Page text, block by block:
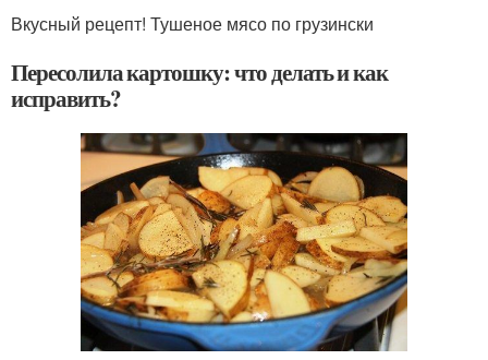
Вкусный рецепт! Тушеное мясо по грузински
Пересолила картошку: что делать и как
исправить?